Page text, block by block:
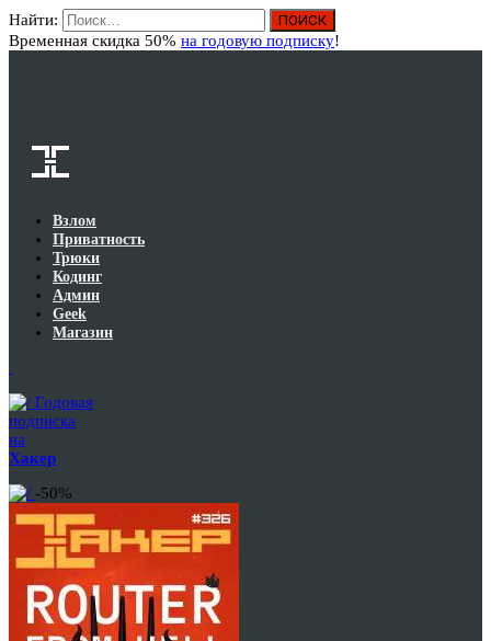
Найти:
Временная скидка 50% на годовую подписку!
Взлом
Приватность
Трюки
Кодинг
Админ
Geek
Магазин
Годовая
подписка
на
Хакер
-50%